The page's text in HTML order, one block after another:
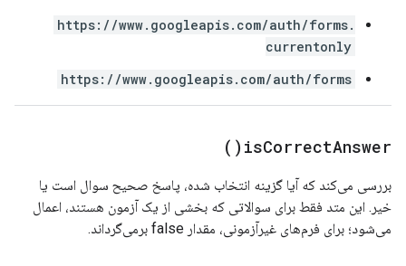
https://www.googleapis.com/auth/forms.
currentonly
https://www.googleapis.com/auth/forms
isCorrectAnswer(
)
بررسی می‌کند که آیا گزینه انتخاب شده، پاسخ صحیح سوال است یا
خیر. این متد فقط برای سوالاتی که بخشی از یک آزمون هستند، اعمال
می‌شود؛ برای فرم‌های غیرآزمونی، مقدار false برمی‌گرداند.